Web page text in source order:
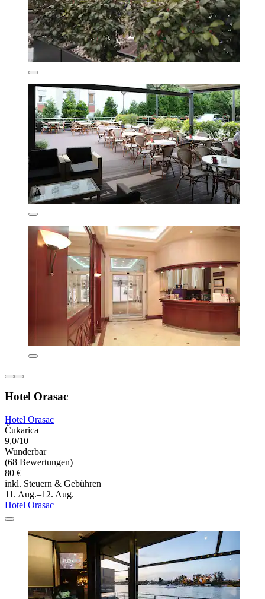
Hotel Orasac
Hotel Orasac
Čukarica
9,0/10
Wunderbar
(68 Bewertungen)
80 €
inkl. Steuern & Gebühren
11. Aug.–12. Aug.
Hotel Orasac